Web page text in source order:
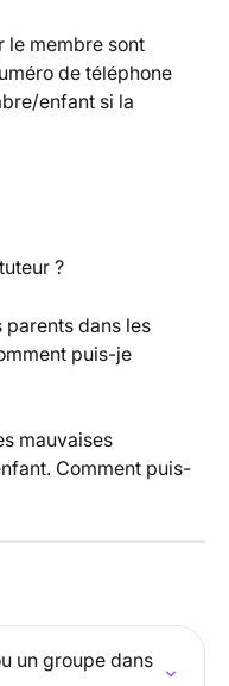
le membre sont
de téléphone
enfant si la
?
dans les
puis-je
mauvaises
Comment puis-
un groupe dans